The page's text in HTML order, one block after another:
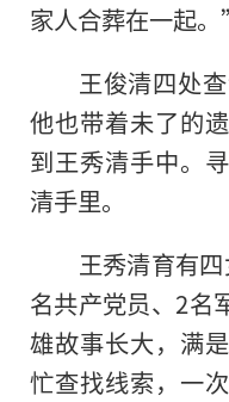
家人合葬在一起。”
王俊清四处
他也带着未了的
到王秀清手中。
清手里。
王秀清育有
名共产党员、2名
雄故事长大，满
忙查找线索，一